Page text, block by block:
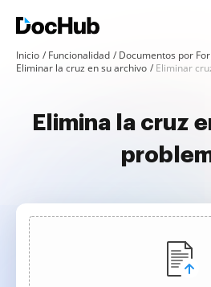
Inicio Funcionalidad
Documentos por
Eliminar la cruz en su archivo
Eliminar
Elimina la cruz